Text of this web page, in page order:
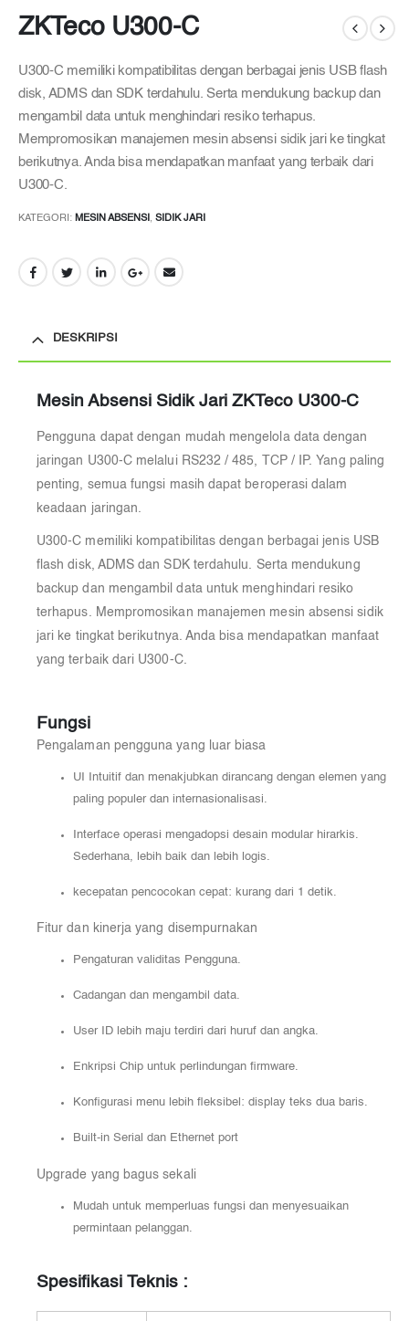
ZKTeco U300-C
U300-C memiliki kompatibilitas dengan berbagai jenis USB flash
disk, ADMS dan SDK terdahulu. Serta mendukung backup dan
mengambil data untuk menghindari resiko terhapus.
Mempromosikan manajemen mesin absensi sidik jari ke tingkat
berikutnya. Anda bisa mendapatkan manfaat yang terbaik dari
U300-C.
KATEGORI: MESIN ABSENSI , SIDIK JARI
DESKRIPSI
Mesin Absensi Sidik Jari ZKTeco U300-C
Pengguna dapat dengan mudah mengelola data dengan
jaringan U300-C melalui RS232 / 485, TCP / IP. Yang paling
penting, semua fungsi masih dapat beroperasi dalam
keadaan jaringan.
U300-C memiliki kompatibilitas dengan berbagai jenis USB
flash disk, ADMS dan SDK terdahulu. Serta mendukung
backup dan mengambil data untuk menghindari resiko
terhapus. Mempromosikan manajemen mesin absensi sidik
jari ke tingkat berikutnya. Anda bisa mendapatkan manfaat
yang terbaik dari U300-C.
Fungsi
Pengalaman pengguna yang luar biasa
UI Intuitif dan menakjubkan dirancang dengan elemen yang
paling populer dan internasionalisasi.
Interface operasi mengadopsi desain modular hirarkis.
Sederhana, lebih baik dan lebih logis.
kecepatan pencocokan cepat: kurang dari 1 detik.
Fitur dan kinerja yang disempurnakan
Pengaturan validitas Pengguna.
Cadangan dan mengambil data.
User ID lebih maju terdiri dari huruf dan angka.
Enkripsi Chip untuk perlindungan firmware.
Konfigurasi menu lebih fleksibel: display teks dua baris.
Built-in Serial dan Ethernet port
Upgrade yang bagus sekali
Mudah untuk memperluas fungsi dan menyesuaikan
permintaan pelanggan.
Spesifikasi Teknis :